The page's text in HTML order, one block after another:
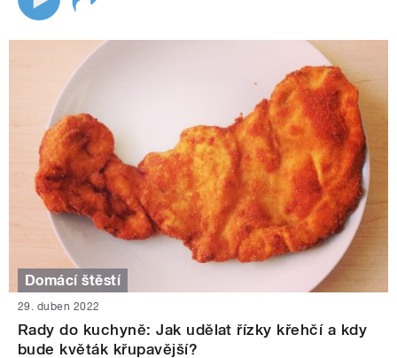
Domácí štěstí
29. duben 2022
Rady do kuchyně: Jak udělat řízky křehčí a kdy
bude květák křupavější?